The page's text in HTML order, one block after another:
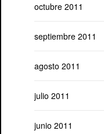
octubre 2011
septiembre 2011
agosto 2011
julio 2011
junio 2011